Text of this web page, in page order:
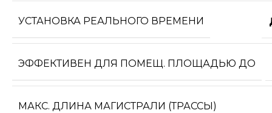
УСТАНОВКА РЕАЛЬНОГО ВРЕМЕНИ
ЭФФЕКТИВЕН ДЛЯ ПОМЕЩ. ПЛОЩАДЬЮ ДО
МАКС. ДЛИНА МАГИСТРАЛИ (ТРАССЫ)